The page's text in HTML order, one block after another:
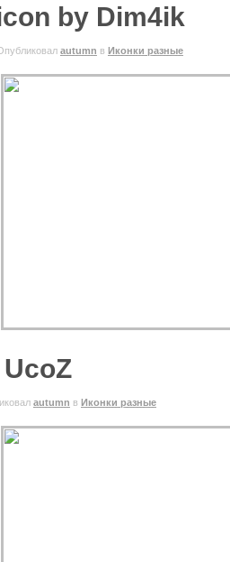
by Dim4ik
autumn в Иконки разные
autumn в Иконки разные